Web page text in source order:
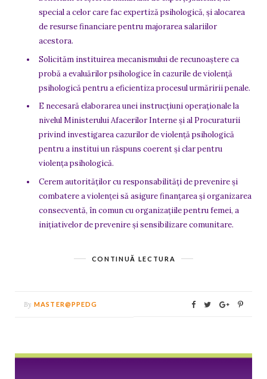
special a celor care fac expertiză psihologică, și alocarea
de resurse financiare pentru majorarea salariilor
acestora.
Solicităm instituirea mecanismului de recunoaștere ca
probă a evaluărilor psihologice în cazurile de violență
psihologică pentru a eficientiza procesul urmăririi penale.
E necesară elaborarea unei instrucțiuni operaționale la
nivelul Ministerului Afacerilor Interne și al Procuraturii
privind investigarea cazurilor de violență psihologică
pentru a institui un răspuns coerent și clar pentru
violența psihologică.
Cerem autorităților cu responsabilități de prevenire și
combatere a violenței să asigure finanțarea și organizarea
consecventă, în comun cu organizațiile pentru femei, a
inițiativelor de prevenire și sensibilizare comunitare.
CONTINUĂ LECTURA
By MASTER@PPEDG